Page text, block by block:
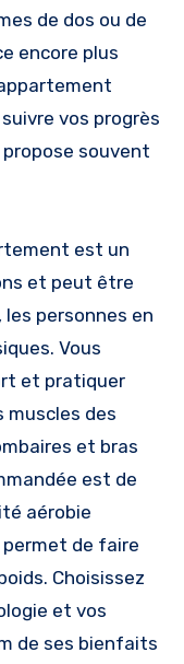
de dos ou de
encore plus
vos progrès
souvent
est un
et peut être
personnes en
Vous
et pratiquer
des
et bras
est de
aérobie
permet de faire
Choisissez
et vos
de ses bienfaits